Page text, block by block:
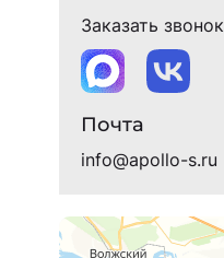
Заказать звонок
Почта
info@apollo-s.ru